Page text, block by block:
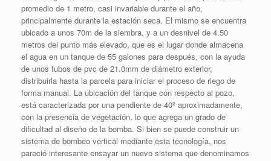
promedio de 1 metro, casi invariable durante el año,
principalmente durante la estación seca. El mismo se encuentra
ubicado a unos 70m de la siembra, y a un desnivel de 4.50
metros del punto más elevado, que es el lugar donde almacena
el agua en un tanque de 55 galones para después, con la ayuda
de unos tubos de pvc de 21.0mm de diámetro exterior,
distribuirla hasta la parcela para iniciar el proceso de riego de
forma manual. La ubicación del tanque con respecto al pozo,
está caracterizada por una pendiente de 40º aproximadamente,
con la presencia de vegetación, lo que agrega un grado de
dificultad al diseño de la bomba. Si bien se puede construir un
sistema de bombeo vertical mediante esta tecnología, nos
pareció interesante ensayar un nuevo sistema que denominamos